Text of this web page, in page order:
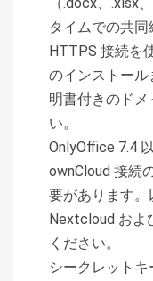
タイムでの共同
HTTPS 接続を
のインストー
明書付きのドメ
い。
OnlyOffice 7.4
ownCloud 接続
要があります
Nextcloud およ
ください。
シークレットキ